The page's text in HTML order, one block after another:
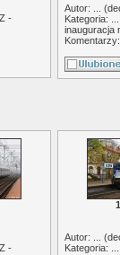
-
Autor: ... (
Kategoria:
inauguracja
-
Autor: ... (
Kategoria: